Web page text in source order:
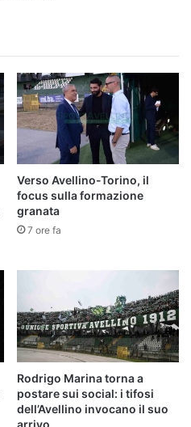
Verso Avellino-Torino, il
focus sulla formazione
granata
7 ore fa
Rodrigo Marina torna a
postare sui social: i tifosi
dell’Avellino invocano il suo
arrivo